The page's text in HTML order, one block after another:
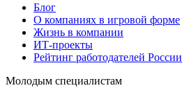
Блог
О компаниях в игровой форме
Жизнь в компании
ИТ-проекты
Рейтинг работодателей России
Молодым специалистам